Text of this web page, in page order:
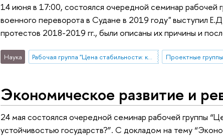
14 июня в 17:00, состоялся очередной семинар
военного переворота в Судане в 2019 году" выступил
протестов 2018-2019 гг., были описаны их причины и
Наука Рабочая группа "Цена стабильности: как расходы на оборону связаны с устойчивостью государств?"
Экономическое развитие и
24 мая состоялся очередной семинар рабочей группы
устойчивостью государств?”. С докладом на тему